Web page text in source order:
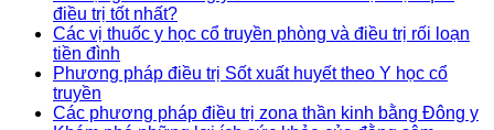
điều trị tốt nhất?
Các vị thuốc y học cổ truyền phòng và điều trị rối loạn
tiền đình
Phương pháp điều trị Sốt xuất huyết theo Y học cổ
truyền
Các phương pháp điều trị zona thần kinh bằng Đông y